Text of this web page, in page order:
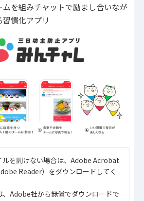
を組みチャットで励まし合いなが
慣化アプリ
ルを開けない場合は、Adobe Acrobat
Reader）をダウンロードしてく
、Adobe社から無償でダウンロードで